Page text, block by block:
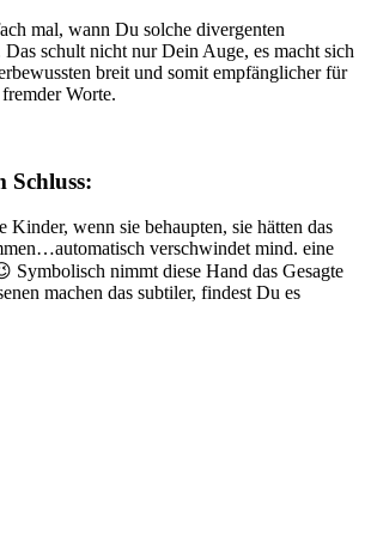
mal, wann Du solche divergenten
Das schult nicht nur Dein Auge, es macht sich
breit und somit empfänglicher für
Worte.
Schluss:
Kinder, wenn sie behaupten, sie hätten das
verschwindet mind. eine
Symbolisch nimmt diese Hand das Gesagte
machen das subtiler, findest Du es